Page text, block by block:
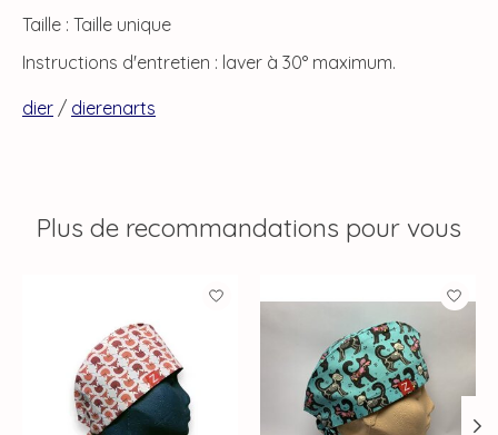
Taille : Taille unique
Instructions d'entretien : laver à 30° maximum.
dier / dierenarts
Plus de recommandations pour vous
Articles du carrousel de produits